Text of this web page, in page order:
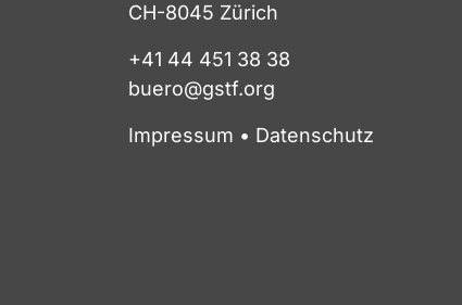
CH-8045 Zürich
+41 44 451 38 38
buero@gstf.org
Impressum • Datenschutz